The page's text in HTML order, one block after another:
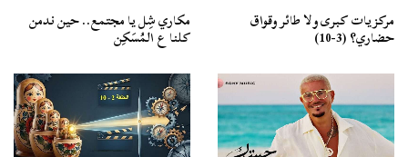
مركزيات كبرى ولا طائر وقواق
حضاري؟ (3-10)
مكاري شِل يا مجتمع.. حين ندمن
كلنا ع المُسَكِن